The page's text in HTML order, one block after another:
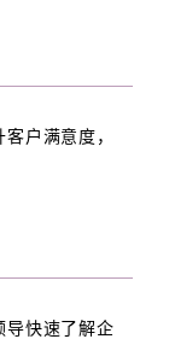
户满意度，
导快速了解企